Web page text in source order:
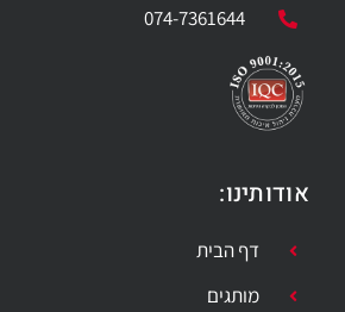
074-7361644
אודותינו:
דף הבית
מותגים